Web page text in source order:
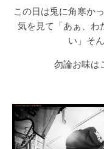
この日は兎に角寒か
気を見て「あぁ、わ
い」そ
勿論お味は